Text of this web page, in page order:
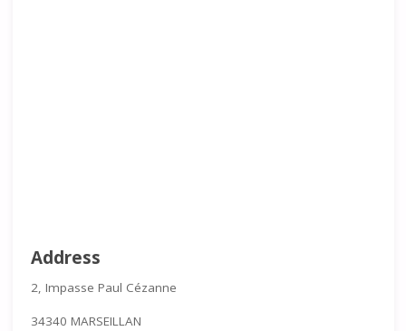
Address
2, Impasse Paul Cézanne
34340 MARSEILLAN